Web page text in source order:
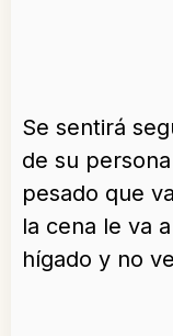
Se sentirá
de su
pesado que
la cena le va
hígado y no